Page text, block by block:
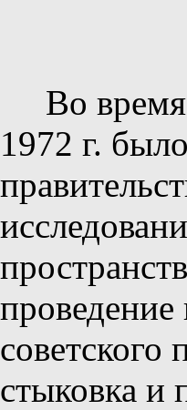
Во
1972 г.
проведение
стыковка и